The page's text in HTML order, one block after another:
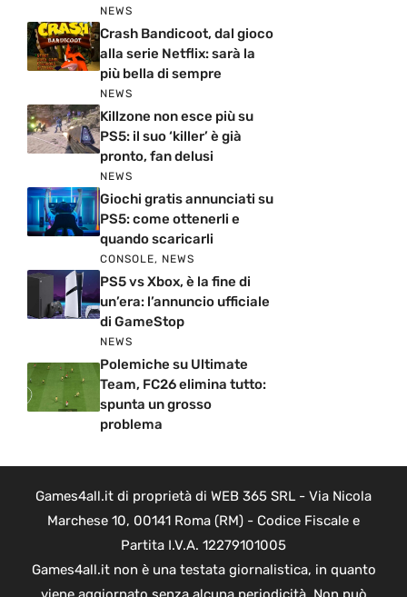
NEWS
Crash Bandicoot, dal gioco
alla serie Netflix: sarà la
più bella di sempre
NEWS
Killzone non esce più su
PS5: il suo ‘killer’ è già
pronto, fan delusi
NEWS
Giochi gratis annunciati su
PS5: come ottenerli e
quando scaricarli
CONSOLE, NEWS
PS5 vs Xbox, è la fine di
un’era: l’annuncio ufficiale
di GameStop
NEWS
Polemiche su Ultimate
Team, FC26 elimina tutto:
spunta un grosso
problema
Games4all.it di proprietà di WEB 365 SRL - Via Nicola
Marchese 10, 00141 Roma (RM) - Codice Fiscale e
Partita I.V.A. 12279101005
Games4all.it non è una testata giornalistica, in quanto